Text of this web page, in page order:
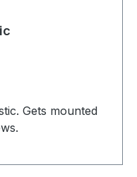
Gets mounted